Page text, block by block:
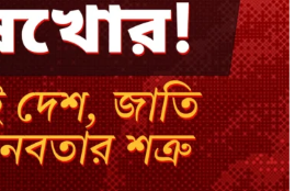
কেন লিভারপুল ছেড়ে তুরস্কের ক্লাবে
সালাহ
কপিল শর্মার অডিশনে বাদ পড়ার সেই
গল্প